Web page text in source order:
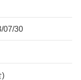
30
)